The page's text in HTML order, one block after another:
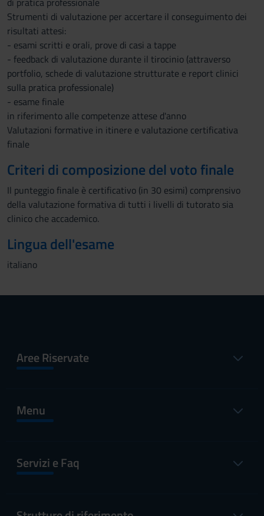
Strumenti di valutazione per accertare il conseguimento dei
risultati attesi:
- esami scritti e orali, prove di casi a tappe
- feedback di valutazione durante il tirocinio (attraverso
portfolio, schede di valutazione strutturate e report clinici
sulla pratica professionale)
- esame finale
in riferimento alle competenze attese d'anno
Valutazioni formative in itinere e valutazione certificativa
finale
Criteri di composizione del voto finale
Il punteggio finale è certificativo (in 30 esimi) comprensivo
della valutazione formativa di tutti i livelli di tutorato sia
clinico che accademico.
Lingua dell'esame
italiano
Aree Riservate
Menu
Servizi e Faq